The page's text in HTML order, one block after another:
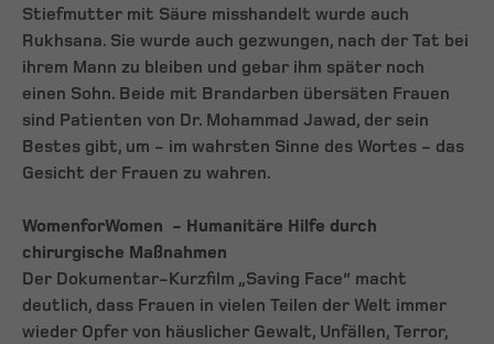
Stiefmutter mit Säure misshandelt wurde auch
Rukhsana. Sie wurde auch gezwungen, nach der Tat bei
ihrem Mann zu bleiben und gebar ihm später noch
einen Sohn. Beide mit Brandarben übersäten Frauen
sind Patienten von Dr. Mohammad Jawad, der sein
Bestes gibt, um - im wahrsten Sinne des Wortes - das
Gesicht der Frauen zu wahren.
WomenforWomen - Humanitäre Hilfe durch
chirurgische Maßnahmen
Der Dokumentar-Kurzfilm „Saving Face“ macht
deutlich, dass Frauen in vielen Teilen der Welt immer
wieder Opfer von häuslicher Gewalt, Unfällen, Terror,